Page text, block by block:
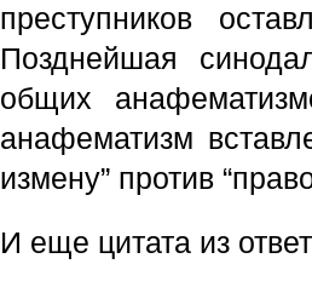
преступников
Позднейшая
общих
анафематизм
измену” против
И еще цитата из